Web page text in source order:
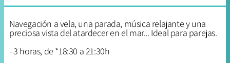
Navegación a vela, una parada, música relajante y una
preciosa vista del atardecer en el mar... Ideal para parejas.
- 3 horas, de *18:30 a 21:30h